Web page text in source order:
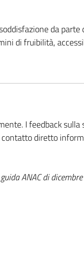
da
di fruibilità,
I feedback
diretto
ANAC di